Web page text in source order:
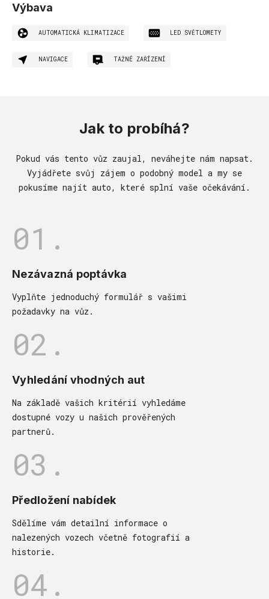
Výbava
AUTOMATICKÁ KLIMATIZACE LED SVĚTLOMETY
NAVIGACE TAŽNÉ ZAŘÍZENÍ
Jak to probíhá?
Pokud vás tento vůz zaujal, neváhejte nám napsat.
Vyjádřete svůj zájem o podobný model a my se
pokusíme najít auto, které splní vaše očekávání.
01.
Nezávazná poptávka
Vyplňte jednoduchý formulář s vašimi
požadavky na vůz.
02.
Vyhledání vhodných aut
Na základě vašich kritérií vyhledáme
dostupné vozy u našich prověřených
partnerů.
03.
Předložení nabídek
Sdělíme vám detailní informace o
nalezených vozech včetně fotografií a
historie.
04.